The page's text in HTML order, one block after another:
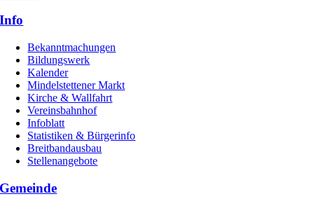
Info
Bekanntmachungen
Bildungswerk
Kalender
Mindelstettener Markt
Kirche & Wallfahrt
Vereinsbahnhof
Infoblatt
Statistiken & Bürgerinfo
Breitbandausbau
Stellenangebote
Gemeinde